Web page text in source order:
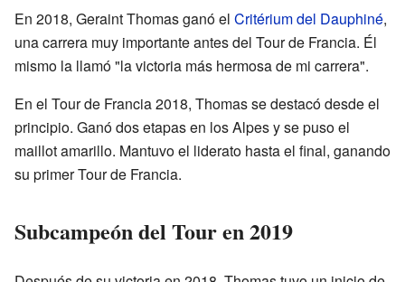
En 2018, Geraint Thomas ganó el Critérium del Dauphiné,
una carrera muy importante antes del Tour de Francia. Él
mismo la llamó "la victoria más hermosa de mi carrera".
En el Tour de Francia 2018, Thomas se destacó desde el
principio. Ganó dos etapas en los Alpes y se puso el
maillot amarillo. Mantuvo el liderato hasta el final, ganando
su primer Tour de Francia.
Subcampeón del Tour en 2019